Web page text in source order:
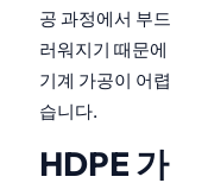
공 과정에서 부드
러워지기 때문에
기계 가공이 어렵
습니다.
HDPE 가